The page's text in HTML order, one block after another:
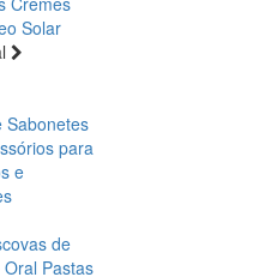
Solar
Sabonetes
para
e
de
Oral Pastas